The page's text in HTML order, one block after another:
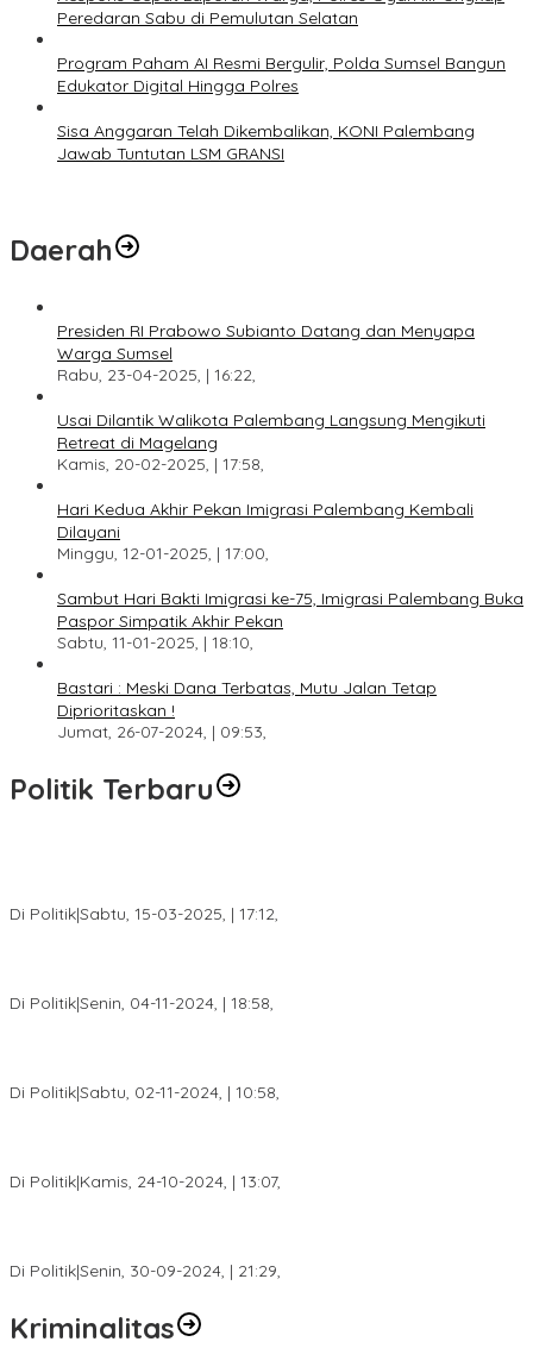
Peredaran Sabu di Pemulutan Selatan
Program Paham AI Resmi Bergulir, Polda Sumsel Bangun
Edukator Digital Hingga Polres
Sisa Anggaran Telah Dikembalikan, KONI Palembang
Jawab Tuntutan LSM GRANSI
Daerah
Presiden RI Prabowo Subianto Datang dan Menyapa
Warga Sumsel
Rabu, 23-04-2025, | 16:22,
Usai Dilantik Walikota Palembang Langsung Mengikuti
Retreat di Magelang
Kamis, 20-02-2025, | 17:58,
Hari Kedua Akhir Pekan Imigrasi Palembang Kembali
Dilayani
Minggu, 12-01-2025, | 17:00,
Sambut Hari Bakti Imigrasi ke-75, Imigrasi Palembang Buka
Paspor Simpatik Akhir Pekan
Sabtu, 11-01-2025, | 18:10,
Bastari : Meski Dana Terbatas, Mutu Jalan Tetap
Diprioritaskan !
Jumat, 26-07-2024, | 09:53,
Politik Terbaru
Di Politik|Sabtu, 15-03-2025, | 17:12,
Di Politik|Senin, 04-11-2024, | 18:58,
Di Politik|Sabtu, 02-11-2024, | 10:58,
Di Politik|Kamis, 24-10-2024, | 13:07,
Di Politik|Senin, 30-09-2024, | 21:29,
Kriminalitas